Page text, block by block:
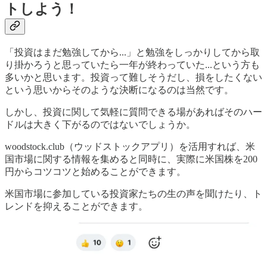
トしよう！
「投資はまだ勉強してから...」と勉強をしっかりしてから取
り掛かろうと思っていたら一年が終わっていた...という方も
多いかと思います。投資って難しそうだし、損をしたくない
という思いからそのような決断になるのは当然です。
しかし、投資に関して気軽に質問できる場があればそのハー
ドルは大きく下がるのではないでしょうか。
woodstock.club（ウッドストックアプリ）を活用すれば、米
国市場に関する情報を集めると同時に、実際に米国株を200
円からコツコツと始めることができます。
米国市場に参加している投資家たちの生の声を聞けたり、ト
レンドを抑えることができます。